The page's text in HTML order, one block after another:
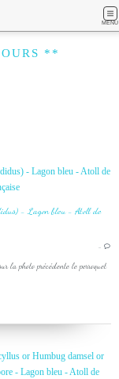
MENU
**
- Lagon bleu - Atoll de
…
la photo précédente le perroquet
or Humbug damsel or
- Lagon bleu - Atoll de